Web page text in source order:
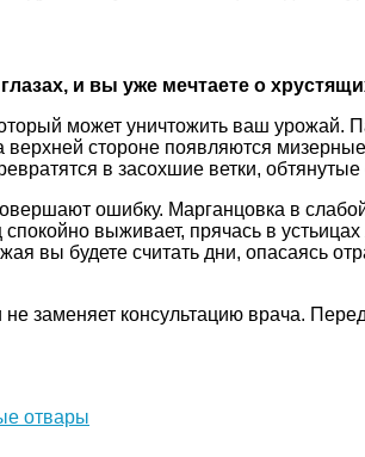
и вы уже мечтаете о
может уничтожить ваш
стороне появляются
в засохшие ветки,
ошибку. Марганцовка в
выживает, прячась в
вы будете считать дни, опасаясь
заменяет консультацию врача.
отвары